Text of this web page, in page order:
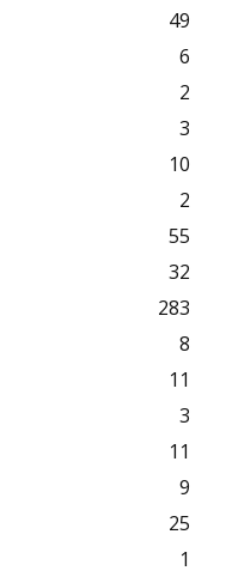
49
6
2
3
10
2
55
32
283
8
11
3
11
9
25
1